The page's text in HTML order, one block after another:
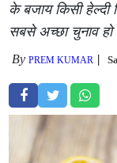
के बजाय किसी हेल्दी
सबसे अच्छा चुनाव
ByPREM KUMAR